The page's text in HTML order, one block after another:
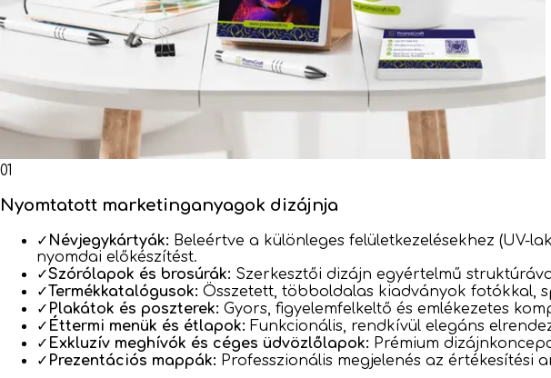
01
Nyomtatott marketinganyagok dizájnja
✓ Névjegykártyák: Beleértve a különleges felületkezelésekhez (UV-
nyomdai előkészítést.
✓Szórólapok és brosúrák: Szerkesztői dizájn egyértelmű
✓Termékkatalógusok: Összetett, többoldalas kiadványok fotókkal,
✓ Plakátok és poszterek: Gyors, figyelemfelkeltő és emlékezetes
✓ Éttermi menük és étlapok: Funkcionális, rendkívül elegáns
✓ Exkluzív meghívók és céges üdvözlőlapok: Prémium
✓ Prezentációs mappák: Professzionális megjelenés az értékesítési